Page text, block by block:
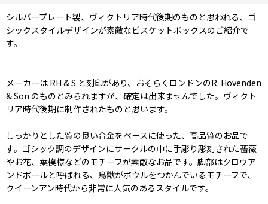
シルバープレート製、ヴィクトリア時代後期のものと思われる、ゴ
シックスタイルデザインが素敵なビスケットボックスのご紹介で
す。
メーカーは RH & S と刻印があり、おそらくロンドンのR. Hovenden
& Son のものとみられますが、確定は出来ませんでした。ヴィクト
リア時代後期に制作されたものと思います。
しっかりとした質の良い合金をベースに使った、高品質のお品で
す。ゴシック調のデザインにサークルの中に手彫り彫刻された薔薇
やお花、葉模様などのモチーフが素敵なお品です。脚部はクロウア
ンドボールと呼ばれる、鳥獣がボウルをつかんでいるモチーフで、
クイーンアン時代から非常に人気のあるスタイルです。